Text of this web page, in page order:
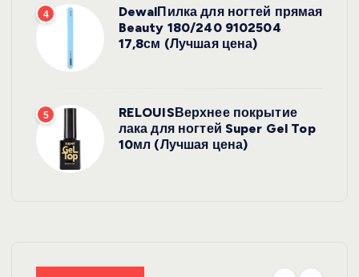
4
DewalПилка для ногтей прямая
Beauty 180/240 9102504
17,8см (Лучшая цена)
5
RELOUISВерхнее покрытие
лака для ногтей Super Gel Top
10мл (Лучшая цена)